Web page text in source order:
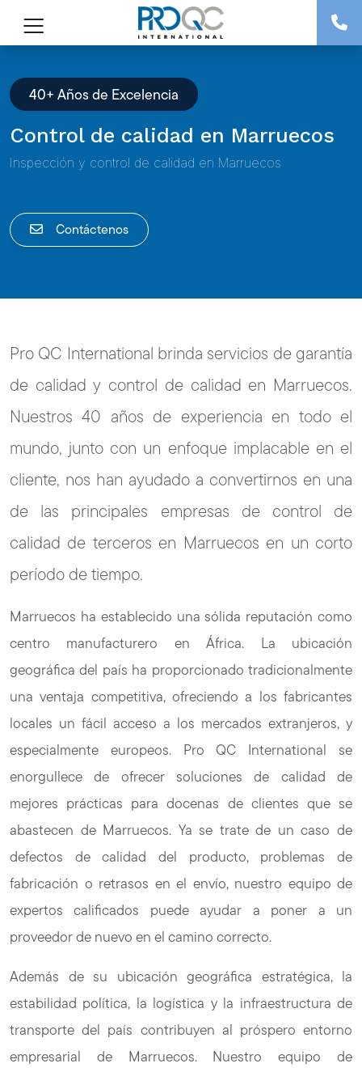
40+ Años de Excelencia
Control de calidad en Marruecos
Inspección y control de calidad en Marruecos
Contáctenos
Pro QC International brinda servicios de garantía
de calidad y control de calidad en Marruecos.
Nuestros 40 años de experiencia en todo el
mundo, junto con un enfoque implacable en el
cliente, nos han ayudado a convertirnos en una
de las principales empresas de control de
calidad de terceros en Marruecos en un corto
período de tiempo.
Marruecos ha establecido una sólida reputación como
centro manufacturero en África. La ubicación
geográfica del país ha proporcionado tradicionalmente
una ventaja competitiva, ofreciendo a los fabricantes
locales un fácil acceso a los mercados extranjeros, y
especialmente europeos. Pro QC International se
enorgullece de ofrecer soluciones de calidad de
mejores prácticas para docenas de clientes que se
abastecen de Marruecos. Ya se trate de un caso de
defectos de calidad del producto, problemas de
fabricación o retrasos en el envío, nuestro equipo de
expertos calificados puede ayudar a poner a un
proveedor de nuevo en el camino correcto.
Además de su ubicación geográfica estratégica, la
estabilidad política, la logística y la infraestructura de
transporte del país contribuyen al próspero entorno
empresarial de Marruecos. Nuestro equipo de